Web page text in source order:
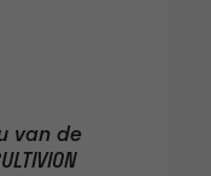
van de